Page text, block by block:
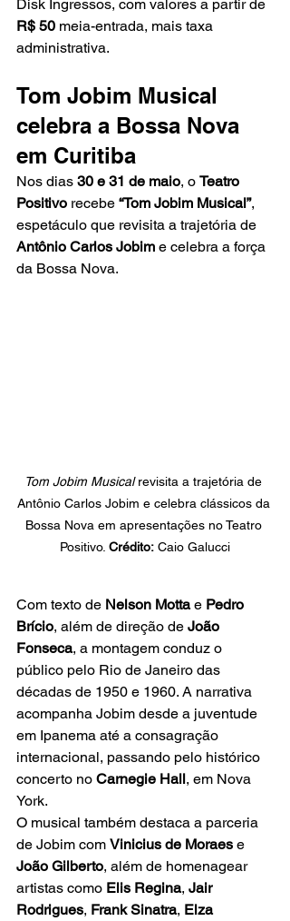
Disk Ingressos, com valores a partir de
R$ 50 meia-entrada, mais taxa
administrativa.
Tom Jobim Musical
celebra a Bossa Nova
em Curitiba
Nos dias 30 e 31 de maio, o Teatro
Positivo recebe “Tom Jobim Musical”,
espetáculo que revisita a trajetória de
Antônio Carlos Jobim e celebra a força
da Bossa Nova.
Tom Jobim Musical revisita a trajetória de
Antônio Carlos Jobim e celebra clássicos da
Bossa Nova em apresentações no Teatro
Positivo. Crédito: Caio Galucci
Com texto de Nelson Motta e Pedro
Brício, além de direção de João
Fonseca, a montagem conduz o
público pelo Rio de Janeiro das
décadas de 1950 e 1960. A narrativa
acompanha Jobim desde a juventude
em Ipanema até a consagração
internacional, passando pelo histórico
concerto no Carnegie Hall, em Nova
York.
O musical também destaca a parceria
de Jobim com Vinicius de Moraes e
João Gilberto, além de homenagear
artistas como Elis Regina, Jair
Rodrigues, Frank Sinatra, Elza